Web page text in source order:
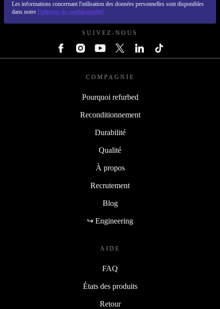
Les informations concernant l'utilisation des données personnelles sont disponibles
dans notre Politique de confidentialité
REFURBED FRANCE - RETHINK NEW.
SUIVEZ-NOUS
COMPAGNIE
Pourquoi refurbed
Reconditionnement
Durabilité
Qualité
À propos
Recrutement
Blog
↪ Engineering
AIDE
FAQ
États des produits
Retour